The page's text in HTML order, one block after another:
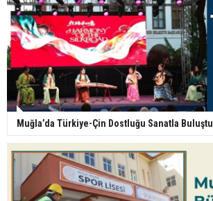
Muğla’da Türkiye-Çin Dostluğu Sanatla Buluştu